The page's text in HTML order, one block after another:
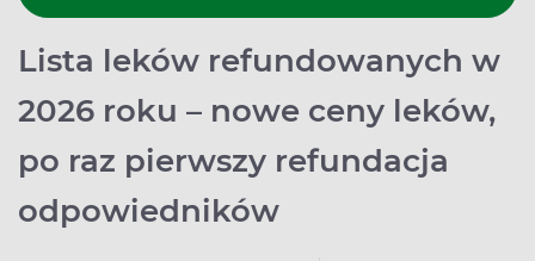
Lista leków refundowanych w
2026 roku – nowe ceny leków,
po raz pierwszy refundacja
odpowiedników